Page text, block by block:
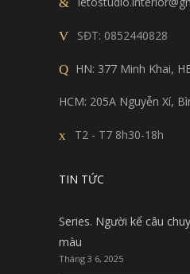
SĐT: 0852440828
HN: 377 Minh Khai,
HCM: 205A Nguyễn Xí,
T2 - T7 8h30-18h
TIN TỨC
Series. Người kể câu
màu
Tháng 3 6, 2025